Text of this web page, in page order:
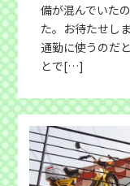
備が混んでいた
た。お待たせし
通勤に使うのだ
とで[…]